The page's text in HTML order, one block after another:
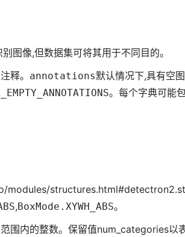
图像,但数据集可将其用于不同目的。
释。 annotations默认情况下,具有空
。每个字典可能
modules/
,BoxMode.XYWH_ABS。
围内的整数。保留值num_categories以